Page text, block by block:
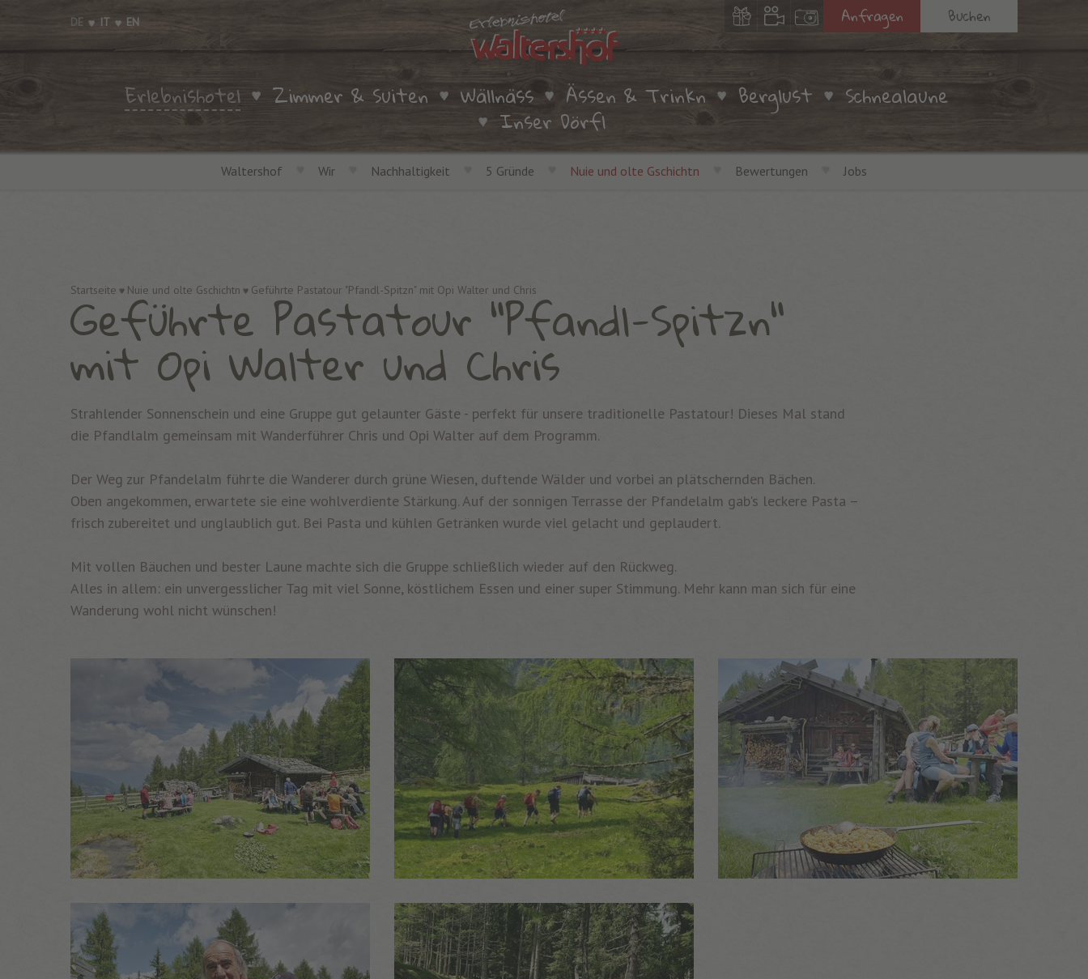
DE IT EN Anfragen Buchen
Erlebnishotel Zimmer & Suiten Wällnäss Ässen & Trinkn Berglust Schnealaune
Inser Dörfl
Waltershof Wir Nachhaltigkeit 5 Gründe Nuie und olte Gschichtn Bewertungen Jobs
Startseite Nuie und olte Gschichtn Geführte Pastatour "Pfandl-Spitzn" mit Opi Walter und Chris
Geführte Pastatour "Pfandl-Spitzn"
mit Opi Walter und Chris
Strahlender Sonnenschein und eine Gruppe gut gelaunter Gäste - perfekt für unsere traditionelle Pastatour! Dieses Mal stand
die Pfandlalm gemeinsam mit Wanderführer Chris und Opi Walter auf dem Programm.
Der Weg zur Pfandelalm führte die Wanderer durch grüne Wiesen, duftende Wälder und vorbei an plätschernden Bächen.
Oben angekommen, erwartete sie eine wohlverdiente Stärkung. Auf der sonnigen Terrasse der Pfandelalm gab's leckere Pasta –
frisch zubereitet und unglaublich gut. Bei Pasta und kühlen Getränken wurde viel gelacht und geplaudert.
Mit vollen Bäuchen und bester Laune machte sich die Gruppe schließlich wieder auf den Rückweg.
Alles in allem: ein unvergesslicher Tag mit viel Sonne, köstlichem Essen und einer super Stimmung. Mehr kann man sich für eine
Wanderung wohl nicht wünschen!